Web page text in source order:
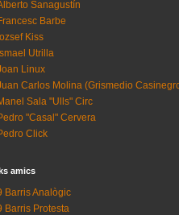
Sanagustín
Barbe
Kiss
Utrilla
Linux
Carlos Molina (Grismedio
Sala "Ulls" Circ
"Casal" Cervera
Click
amics
Barris Analògic
Barris Protesta